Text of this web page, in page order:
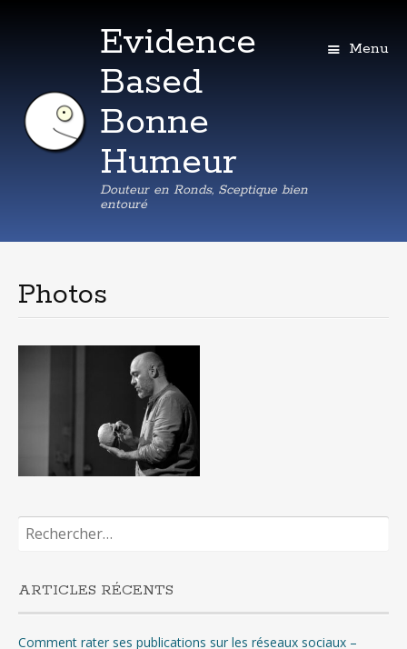
Evidence
Based
Bonne
Humeur
Douteur en Ronds, Sceptique bien
entouré
Menu
principal
Photos
Rechercher :
ARTICLES RÉCENTS
Comment rater ses publications sur les réseaux sociaux –